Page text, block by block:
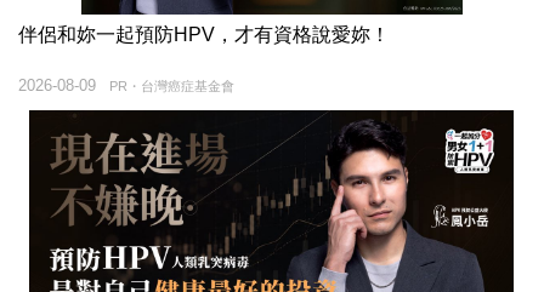
伴侶和妳一起預防HPV，才有資格說愛妳！
PR・台灣癌症基金會
2026-08-09